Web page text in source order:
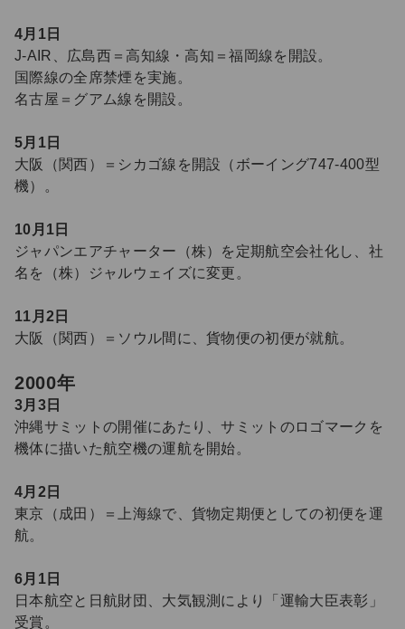
4月1日
J-AIR、広島西＝高知線・高知＝福岡線を開設。
国際線の全席禁煙を実施。
名古屋＝グアム線を開設。
5月1日
大阪（関西）＝シカゴ線を開設（ボーイング747-400型
機）。
10月1日
ジャパンエアチャーター（株）を定期航空会社化し、社
名を（株）ジャルウェイズに変更。
11月2日
大阪（関西）＝ソウル間に、貨物便の初便が就航。
2000年
3月3日
沖縄サミットの開催にあたり、サミットのロゴマークを
機体に描いた航空機の運航を開始。
4月2日
東京（成田）＝上海線で、貨物定期便としての初便を運
航。
6月1日
日本航空と日航財団、大気観測により「運輸大臣表彰」
受賞。